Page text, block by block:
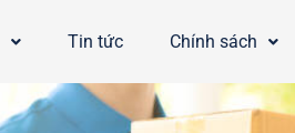
Tin tức Chính sách